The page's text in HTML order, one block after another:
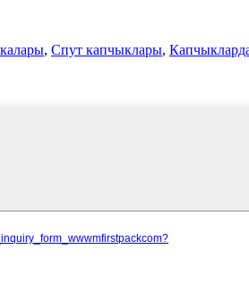
, Спут капчыклары,